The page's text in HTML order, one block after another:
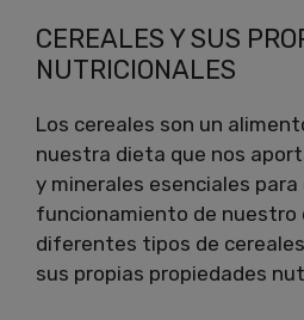
CEREALES Y SUS
NUTRICIONALES
Los cereales son un
nuestra dieta que nos
y minerales esenciales para
funcionamiento de nuestro
diferentes tipos de
sus propias propiedades